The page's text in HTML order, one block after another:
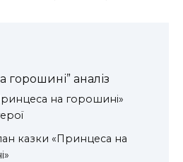
горошині” аналіз
на горошині»
казки «Принцеса на